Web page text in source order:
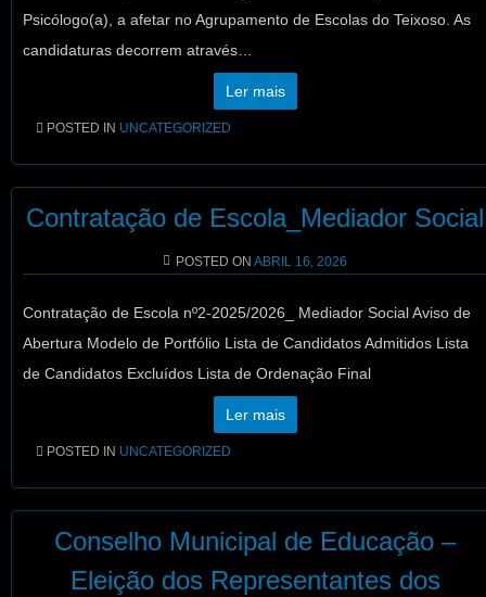
Psicólogo(a), a afetar no Agrupamento de Escolas do Teixoso. As
candidaturas decorrem através…
Ler mais
POSTED IN UNCATEGORIZED
Contratação de Escola_Mediador Social
POSTED ON ABRIL 16, 2026
Contratação de Escola nº2-2025/2026_ Mediador Social Aviso de
Abertura Modelo de Portfólio Lista de Candidatos Admitidos Lista
de Candidatos Excluídos Lista de Ordenação Final
Ler mais
POSTED IN UNCATEGORIZED
Conselho Municipal de Educação –
Eleição dos Representantes dos